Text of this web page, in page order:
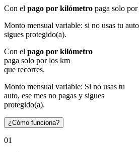
Con el pago por kilómetro paga solo
Monto mensual variable: si no usas tu
sigues protegido(a).
Con el pago por kilómetro
paga solo por los km
que recorres.
Monto mensual variable: Si no usas tu
auto, ese mes no pagas y sigues
protegido(a).
¿Cómo funciona?
01